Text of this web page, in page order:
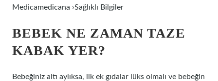
Medicamedicana ›Sağlıklı Bilgiler
BEBEK NE ZAMAN TAZE
KABAK YER?
Bebeğiniz altı aylıksa, ilk ek gıdalar lüks olmalı ve bebeğin